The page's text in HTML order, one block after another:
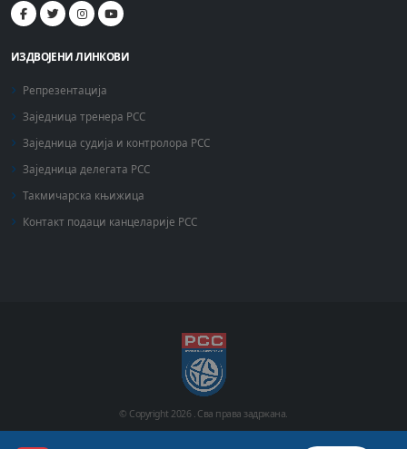
ИЗДВОЈЕНИ ЛИНКОВИ
Репрезентација
Заједница тренера РСС
Заједница судија и контролора РСС
Заједница делегата РСС
Такмичарска књижица
Контакт подаци канцеларије РСС
© Copyright2026 . Сва права задржана.